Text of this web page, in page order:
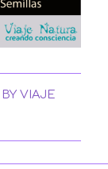
BYVIAJE